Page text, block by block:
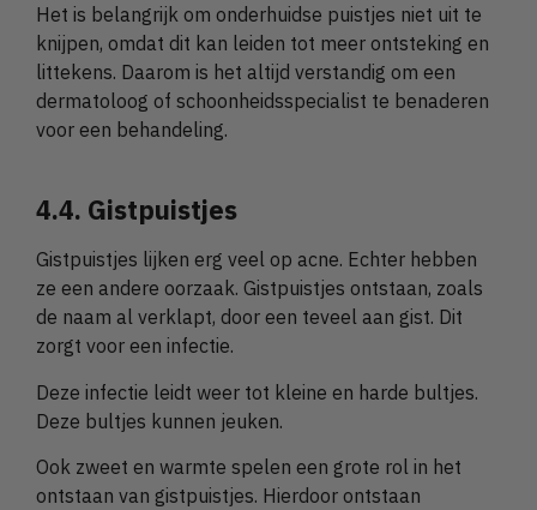
Het is belangrijk om onderhuidse puistjes niet uit te
knijpen, omdat dit kan leiden tot meer ontsteking en
littekens. Daarom is het altijd verstandig om een
dermatoloog of schoonheidsspecialist te benaderen
voor een behandeling.
4.4. Gistpuistjes
Gistpuistjes lijken erg veel op acne. Echter hebben
ze een andere oorzaak. Gistpuistjes ontstaan, zoals
de naam al verklapt, door een teveel aan gist. Dit
zorgt voor een infectie.
Deze infectie leidt weer tot kleine en harde bultjes.
Deze bultjes kunnen jeuken.
Ook zweet en warmte spelen een grote rol in het
ontstaan van gistpuistjes. Hierdoor ontstaan